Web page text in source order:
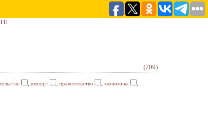
(709)
, импорт , правительство , экономика ,